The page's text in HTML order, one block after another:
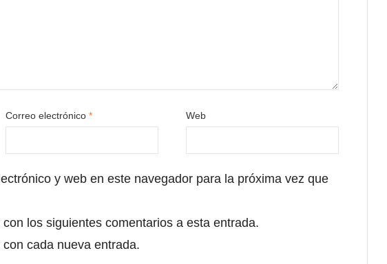
Correo electrónico* Web
y web en este navegador para la próxima vez que
los siguientes comentarios a esta entrada.
cada nueva entrada.